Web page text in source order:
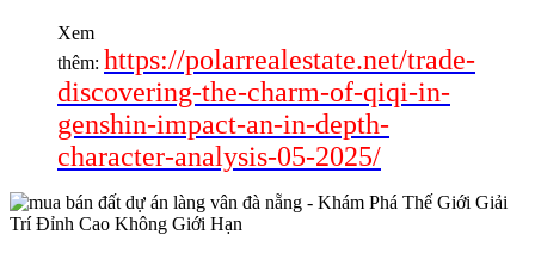
Xem
thêm: https://polarrealestate.net/trade-
discovering-the-charm-of-qiqi-in-
genshin-impact-an-in-depth-
character-analysis-05-2025/